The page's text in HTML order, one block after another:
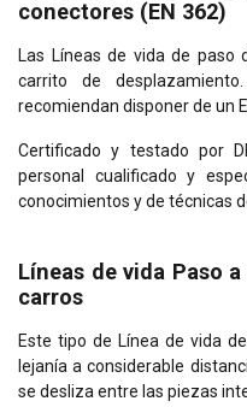
conectores (EN 362)
Las Líneas de vida de paso
carrito de
recomiendan disponer de un
Certificado y testado por
personal cualificado y
conocimientos y de técnicas
Líneas de vida Paso
carros
Este tipo de Línea de vida
lejanía a considerable
se desliza entre las piezas